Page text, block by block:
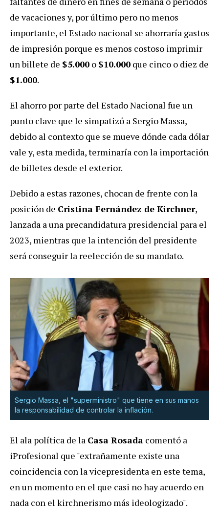
de vacaciones y, por último pero no menos
importante, el Estado nacional se ahorraría gastos
de impresión porque es menos costoso imprimir
un billete de $5.000 o $10.000 que cinco o diez de
$1.000.
El ahorro por parte del Estado Nacional fue un
punto clave que le simpatizó a Sergio Massa,
debido al contexto que se mueve dónde cada dólar
vale y, esta medida, terminaría con la importación
de billetes desde el exterior.
Debido a estas razones, chocan de frente con la
posición de Cristina Fernández de Kirchner,
lanzada a una precandidatura presidencial para el
2023, mientras que la intención del presidente
será conseguir la reelección de su mandato.
Sergio Massa, el "superministro" que tiene en sus manos
la responsabilidad de controlar la inflación.
El ala política de la Casa Rosada comentó a
iProfesional que "extrañamente existe una
coincidencia con la vicepresidenta en este tema,
en un momento en el que casi no hay acuerdo en
nada con el kirchnerismo más ideologizado".